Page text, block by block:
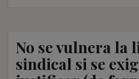
No se vulnera la
sindical si se